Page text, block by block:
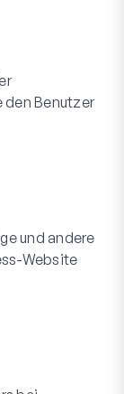
den Benutzer
und andere
Website